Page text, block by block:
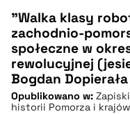
CZYSTY TEKST
pobierz cytat
"Walka klasy
zachodnio-
społeczne w
rewolucyjnej
Bogdan
Opublikowano w:
historii Pomorza i